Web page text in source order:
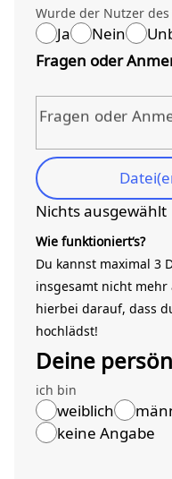
Wurde der Nutzer
Ja Nein
Fragen oder
Fragen oder
Nichts ausgewählt
Wie funktioniert‘s?
Du kannst maximal 3
insgesamt nicht mehr
hierbei darauf, dass
hochlädst!
Deine
ich bin
weiblich
keine Angabe